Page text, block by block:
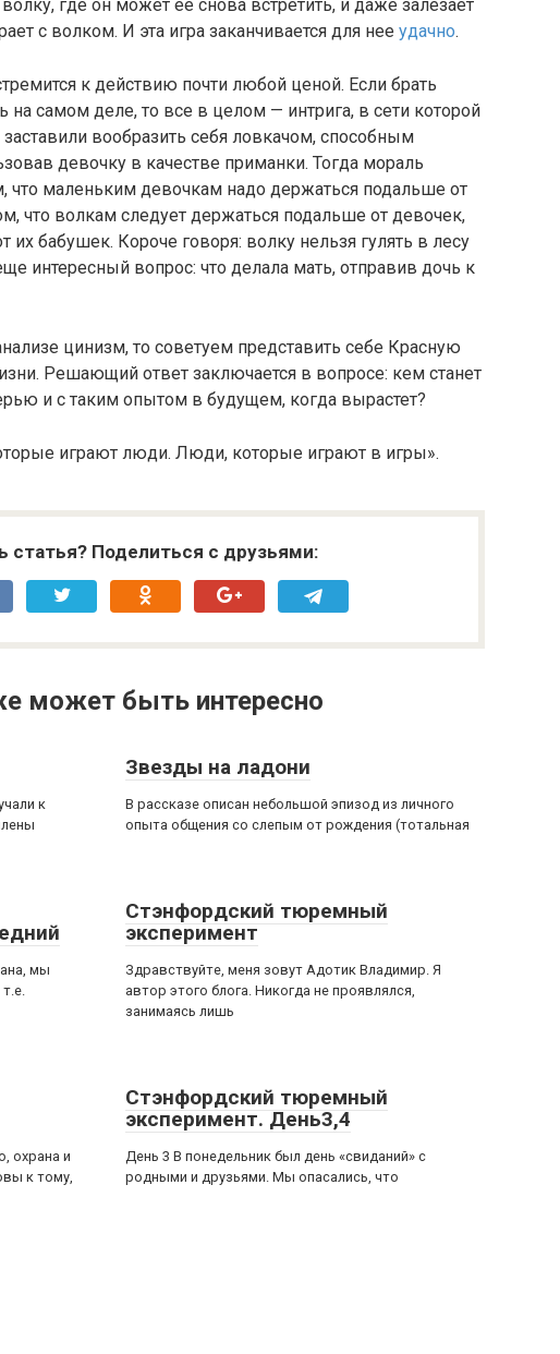
где он может ее снова встретить, и даже залезает
с волком. И эта игра заканчивается для нее удачно.
к действию почти любой ценой. Если брать
на самом деле, то все в целом — интрига, в сети которой
вообразить себя ловкачом, способным
девочку в качестве приманки. Тогда мораль
маленьким девочкам надо держаться подальше от
что волкам следует держаться подальше от девочек,
их бабушек. Короче говоря: волку нельзя гулять в лесу
интересный вопрос: что делала мать, отправив дочь к
цинизм, то советуем представить себе Красную
Решающий ответ заключается в вопросе: кем станет
и с таким опытом в будущем, когда вырастет?
играют люди. Люди, которые играют в игры».
статья? Поделиться с друзьями:
может быть интересно
к
Звезды на ладони
В рассказе описан небольшой эпизод из личного
опыта общения со слепым от рождения (тотальная
мы
Стэнфордский тюремный
эксперимент
Здравствуйте, меня зовут Адотик Владимир. Я
автор этого блога. Никогда не проявлялся,
занимаясь лишь
охрана и
к тому,
Стэнфордский тюремный
эксперимент. День3,4
День 3 В понедельник был день «свиданий» с
родными и друзьями. Мы опасались, что